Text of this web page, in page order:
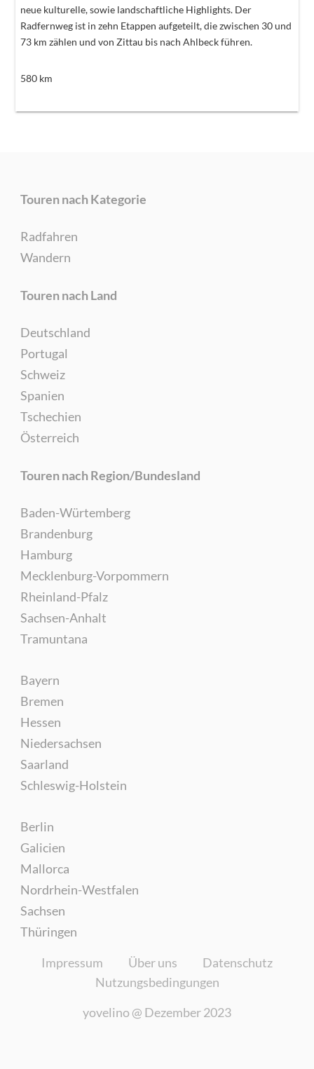
neue kulturelle, sowie landschaftliche Highlights. Der
Radfernweg ist in zehn Etappen aufgeteilt, die zwischen 30 und
73 km zählen und von Zittau bis nach Ahlbeck führen.
580km
Touren nach Kategorie
Radfahren
Wandern
Touren nach Land
Deutschland
Portugal
Schweiz
Spanien
Tschechien
Österreich
Touren nach Region/Bundesland
Baden-Würtemberg
Brandenburg
Hamburg
Mecklenburg-Vorpommern
Rheinland-Pfalz
Sachsen-Anhalt
Tramuntana
Bayern
Bremen
Hessen
Niedersachsen
Saarland
Schleswig-Holstein
Berlin
Galicien
Mallorca
Nordrhein-Westfalen
Sachsen
Thüringen
Impressum Über uns
Datenschutz
Nutzungsbedingungen
yovelino @ Dezember 2023